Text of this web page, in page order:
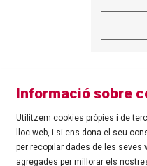
Informació sobre
Utilitzem cookies pròpies i de
lloc web, i si ens dona el seu
per recopilar dades de les
agregades per millorar els